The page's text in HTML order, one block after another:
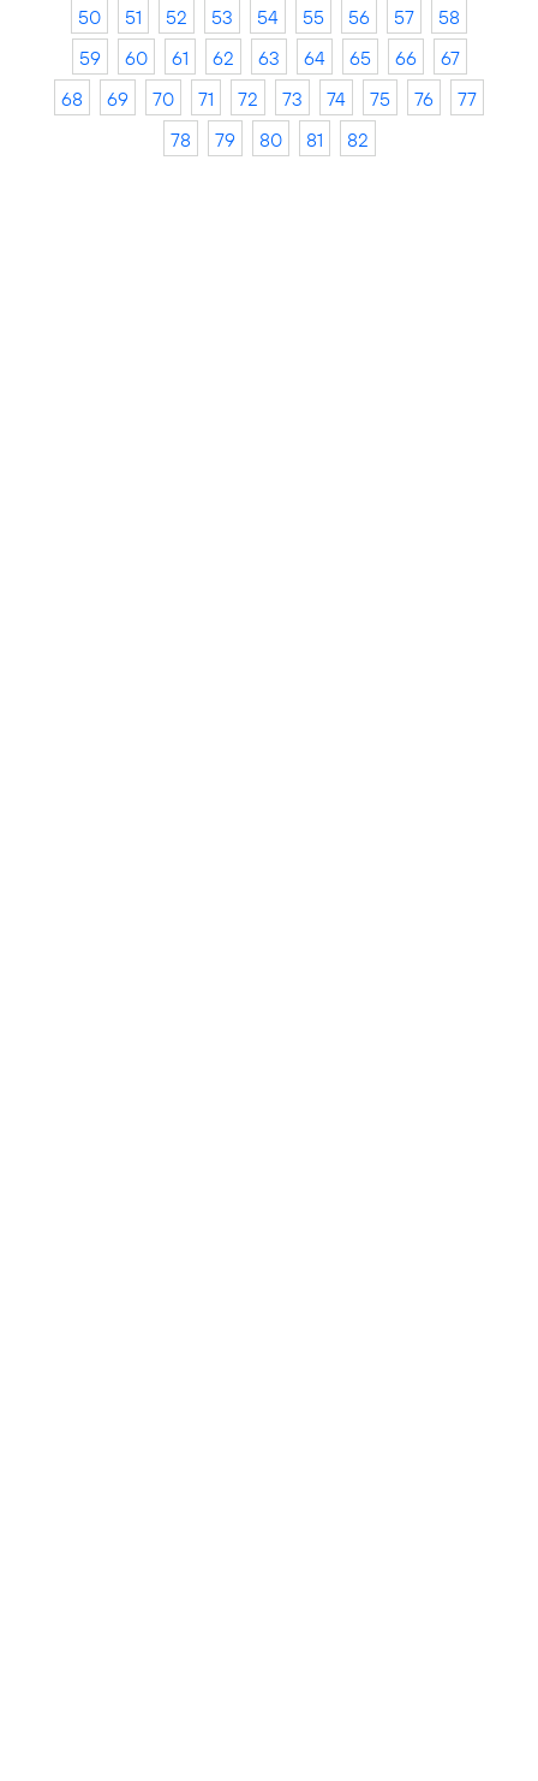
50
51 52 53 54 55 56 57
58
59
60 61 62 63 64 65 66
67
68
69 70 71 72 73 74 75 76
77
78
79 80 81 82